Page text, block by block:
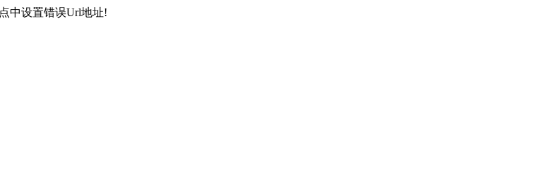
中设置错误Url地址!